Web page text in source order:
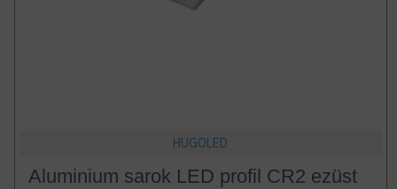
HUGOLED
Aluminium sarok LED profil CR2 ezüst